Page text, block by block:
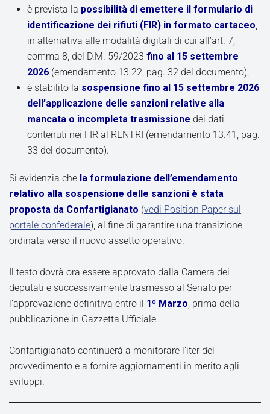
è prevista la possibilità di emettere il formulario di
identificazione dei rifiuti (FIR) in formato cartaceo,
in alternativa alle modalità digitali di cui all’art. 7,
comma 8, del D.M. 59/2023 fino al 15 settembre
2026 (emendamento 13.22, pag. 32 del documento);
è stabilito la sospensione fino al 15 settembre 2026
dell’applicazione delle sanzioni relative alla
mancata o incompleta trasmissione dei dati
contenuti nei FIR al RENTRI (emendamento 13.41, pag.
33 del documento).
Si evidenzia che la formulazione dell’emendamento
relativo alla sospensione delle sanzioni è stata
proposta da Confartigianato (vedi Position Paper sul
portale confederale), al fine di garantire una transizione
ordinata verso il nuovo assetto operativo.
Il testo dovrà ora essere approvato dalla Camera dei
deputati e successivamente trasmesso al Senato per
l’approvazione definitiva entro il 1º Marzo, prima della
pubblicazione in Gazzetta Ufficiale.
Confartigianato continuerà a monitorare l’iter del
provvedimento e a fornire aggiornamenti in merito agli
sviluppi.